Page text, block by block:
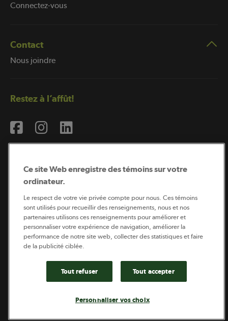
Connectez-vous
Contact
Nous joindre
Restez à l’affût!
Coopérateur est publié par Sollio Groupe Coopératif.
Il est l’outil d’information de la coopération agricole
québécoise.
Ce site Web enregistre des témoins sur votre
ordinateur.
Le respect de votre vie privée compte pour nous. Ces témoins
sont utilisés pour recueillir des renseignements, nous et nos
partenaires utilisons ces renseignements pour améliorer et
personnaliser votre expérience de navigation, améliorer la
performance de notre site web, collecter des statistiques et faire
de la publicité ciblée.
Tout refuser Tout accepter
Personnaliser vos choix